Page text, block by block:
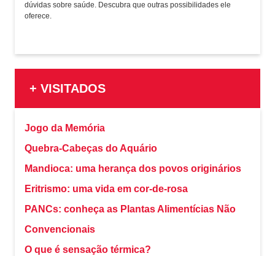
dúvidas sobre saúde. Descubra que outras possibilidades ele
oferece.
+ VISITADOS
Jogo da Memória
Quebra-Cabeças do Aquário
Mandioca: uma herança dos povos originários
Eritrismo: uma vida em cor-de-rosa
PANCs: conheça as Plantas Alimentícias Não
Convencionais
O que é sensação térmica?